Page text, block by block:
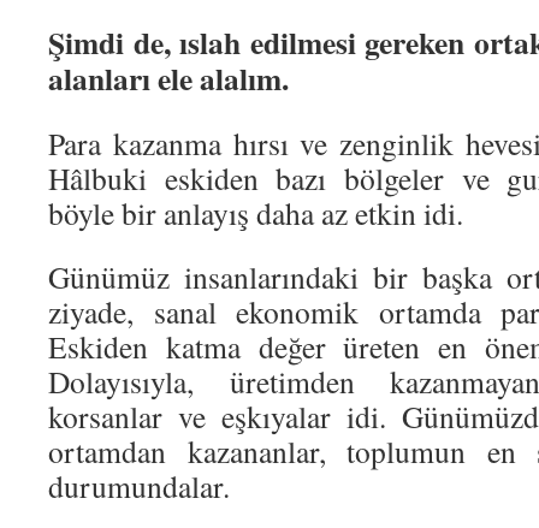
Şimdi de, ıslah edilmesi gereken
alanları ele alalım.
Para kazanma hırsı ve zenginlik
Hâlbuki eskiden bazı bölgeler ve
böyle bir anlayış daha az etkin idi.
Günümüz insanlarındaki bir başka
ziyade, sanal ekonomik ortamda
Eskiden katma değer üreten en
Dolayısıyla, üretimden
korsanlar ve eşkıyalar idi.
ortamdan kazananlar, toplumun en
durumundalar.